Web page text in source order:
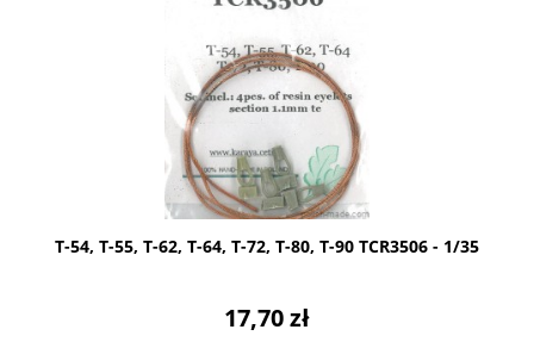
T-54, T-55, T-62, T-64, T-72, T-80, T-90 TCR3506 - 1/35
17,70 zł